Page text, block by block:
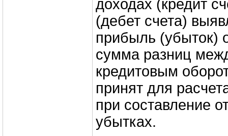
доходах (кредит
(дебет счета)
прибыль (убыток)
сумма разниц
кредитовым
принят для
при составление
убытках.